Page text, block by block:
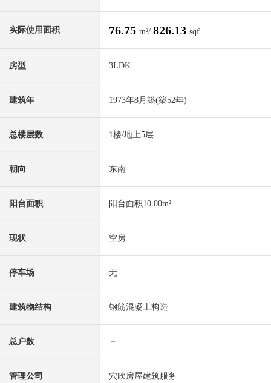
实际使用面积 76.75 m²/ 826.13 sqf
房型 3LDK
建筑年 1973年8月築(築52年)
总楼层数 1楼/地上5层
朝向 东南
阳台面积 阳台面积10.00m²
现状 空房
停车场 无
建筑物结构 钢筋混凝土构造
总户数 －
管理公司 穴吹房屋建筑服务